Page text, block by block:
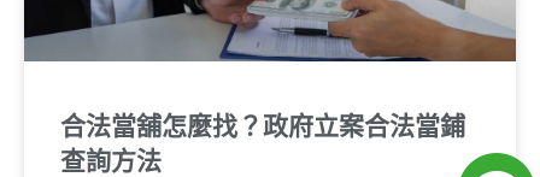
合法當舖怎麼找？政府立案合法當鋪
查詢方法